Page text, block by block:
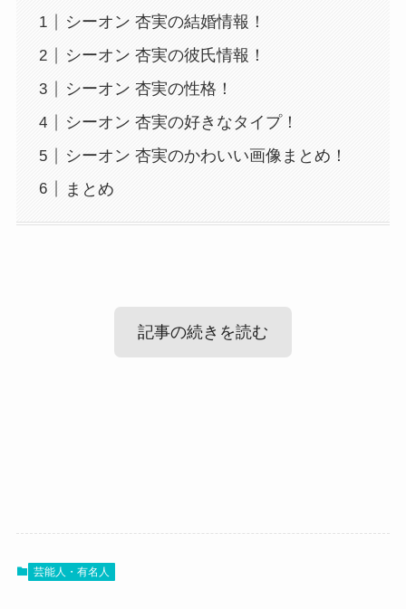
シーオン 杏実の結婚情報！
シーオン 杏実の彼氏情報！
シーオン 杏実の性格！
シーオン 杏実の好きなタイプ！
シーオン 杏実のかわいい画像まとめ！
まとめ
記事の続きを読む
SNSなどをみても、結婚は発表していませんでし
杏実さんは自己愛が強くやりたいことには一直線
う！芸能人・有名人